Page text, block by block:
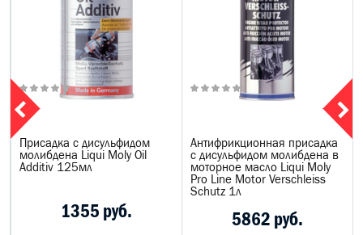
Присадка с дисульфидом
молибдена Liqui Moly Oil
Additiv 125мл
1355 руб.
Антифрикционная присадка
с дисульфидом молибдена в
моторное масло Liqui Moly
Pro Line Motor Verschleiss
Schutz 1л
5862 руб.